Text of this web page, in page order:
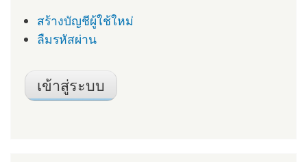
สร้างบัญชีผู้ใช้ใหม่
ลืมรหัสผ่าน